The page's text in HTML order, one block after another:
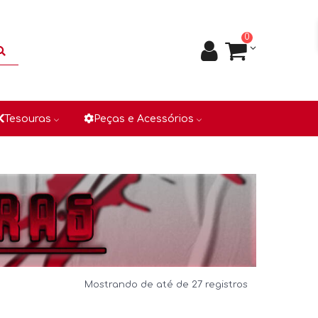
0
Tesouras Peças e Acessórios
Mostrando de até de 27 registros